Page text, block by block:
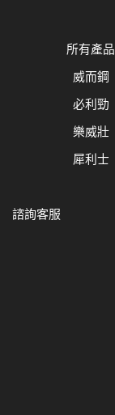
所有產品
威而鋼
必利勁
樂威壯
犀利士
諮詢客服